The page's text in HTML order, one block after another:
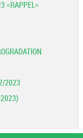
=RAPPEL=
2023